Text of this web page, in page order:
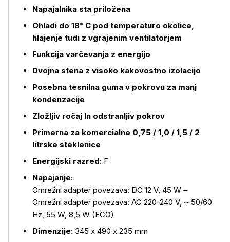
Več o izdelku
Napajalnika sta priložena
Ohladi do 18° C pod temperaturo okolice,
hlajenje tudi z vgrajenim ventilatorjem
Funkcija varčevanja z energijo
Dvojna stena z visoko kakovostno izolacijo
Posebna tesnilna guma v pokrovu za manj
kondenzacije
Zložljiv ročaj In odstranljiv pokrov
Primerna za komercialne 0,75 / 1,0 / 1,5 / 2
litrske steklenice
Energijski razred: F
Napajanje:
Omrežni adapter povezava: DC 12 V, 45 W –
Omrežni adapter povezava: AC 220-240 V, ~ 50/60
Hz, 55 W, 8,5 W (ECO)
Dimenzije: 345 x 490 x 235 mm